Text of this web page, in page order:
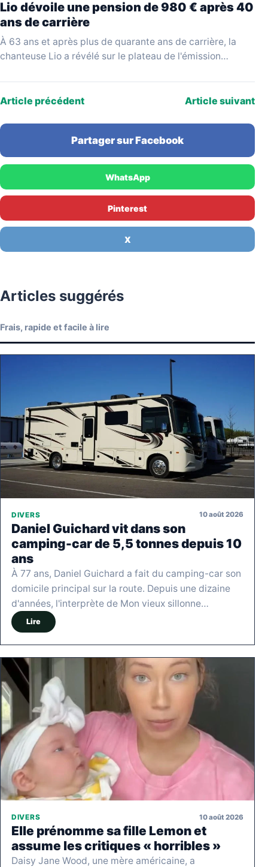
Lio dévoile une pension de 980 € après 40
ans de carrière
À 63 ans et après plus de quarante ans de carrière, la
chanteuse Lio a révélé sur le plateau de l'émission
Article précédent Article suivant
Partager sur Facebook
WhatsApp
Pinterest
X
Articles suggérés
Frais, rapide et facile à lire
DIVERS 10 août 2026
Daniel Guichard vit dans son
camping-car de 5,5 tonnes depuis 10
ans
À 77 ans, Daniel Guichard a fait du camping-car son
domicile principal sur la route. Depuis une dizaine
d'années, l'interprète de Mon vieux sillonne…
Lire
DIVERS 10 août 2026
Elle prénomme sa fille Lemon et
assume les critiques « horribles »
Daisy Jane Wood, une mère américaine, a